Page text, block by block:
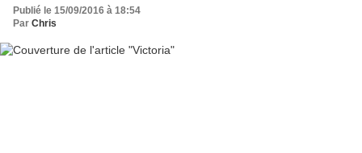
Publié le 15/09/2016 à 18:54
Par Chris